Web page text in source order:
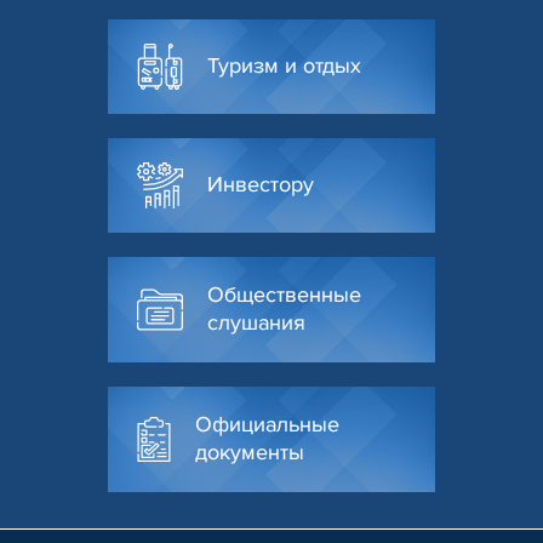
Туризм и отдых
Инвестору
Общественные
слушания
Официальные
документы